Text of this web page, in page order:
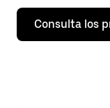
Pulsa
flecha
Consulta los